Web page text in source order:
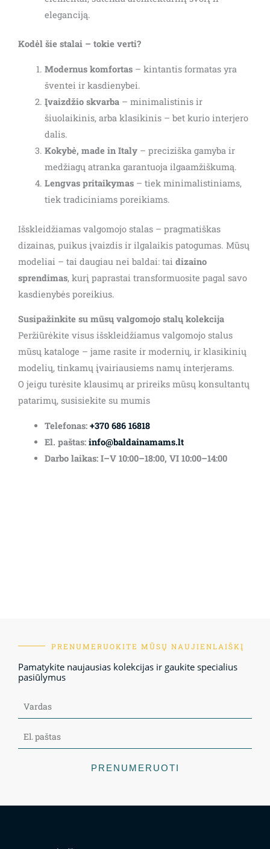
eleganciją.
Kodėl šie stalai – tokie verti?
Modernus komfortas– kintantis formatas yra
šventei ir kasdienybei.
Įvaizdžio skvarba– minimalistinis ir
šiuolaikinis, arba klasikinis – bet kurio interjero
dalis.
Kokybė, made in Italy– preciziška gamyba ir
medžiagų atranka garantuoja ilgaamžiškumą.
Lengvas pritaikymas– tiek minimalistiniams,
tiek tradiciniams poreikiams.
Išskleidžiamas valgomojo stalas – pragmatiškas
dizainas, puikus įvaizdis ir ilgalaikis patogumas. Mūsų
modeliai – tai daugiau nei baldai: tai dizaino
sprendimas, kurį paprastai transformuosite pagal savo
kasdienybės poreikius.
Susipažinkite su mūsų valgomojo stalų kolekcija
Peržiūrėkite visus išskleidžiamus valgomojo stalus
mūsų kataloge – jame rasite ir modernių, ir klasikinių
modelių, tinkamų įvairiausiems namų interjerams.
O jeigu turėsite klausimų ar prireiks mūsų konsultantų
patarimų, susisiekite su mumis
Telefonas: +370 686 16818
El. paštas: info@baldainamams.lt
Darbo laikas: I–V 10:00–18:00, VI 10:00–14:00
PRENUMERUOKITE MŪSŲ NAUJIENLAIŠKĮ
Pamatykite naujausias kolekcijas ir gaukite specialius
pasiūlymus
PRENUMERUOTI